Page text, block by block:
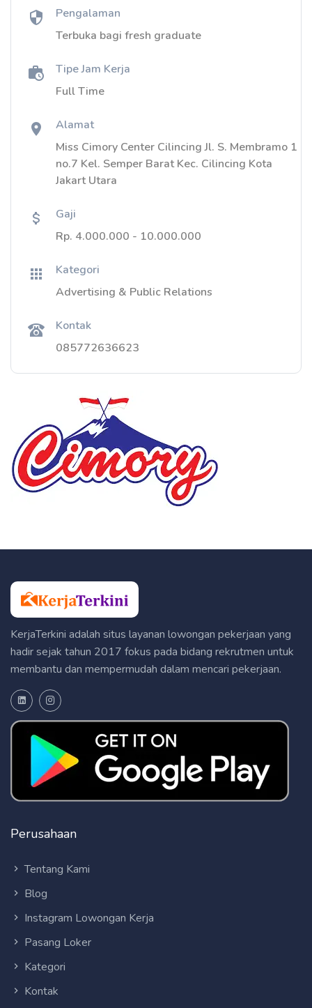
Pengalaman
Terbuka bagi fresh graduate
Tipe Jam Kerja
Full Time
Alamat
Miss Cimory Center Cilincing Jl. S. Membramo 1
no.7 Kel. Semper Barat Kec. Cilincing Kota
Jakart Utara
Gaji
Rp. 4.000.000 - 10.000.000
Kategori
Advertising & Public Relations
Kontak
085772636623
KerjaTerkini adalah situs layanan lowongan pekerjaan yang
hadir sejak tahun 2017 fokus pada bidang rekrutmen untuk
membantu dan mempermudah dalam mencari pekerjaan.
Perusahaan
Tentang Kami
Blog
Instagram Lowongan Kerja
Pasang Loker
Kategori
Kontak